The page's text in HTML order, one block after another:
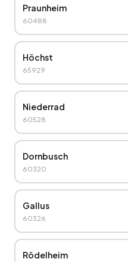
Praunheim
60488
Höchst
65929
Niederrad
60528
Dornbusch
60320
Gallus
60326
Rödelheim